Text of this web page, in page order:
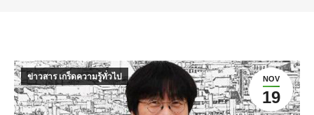
NOV
19
ข่าวสาร เกร็ดความรู้ทั่วไป